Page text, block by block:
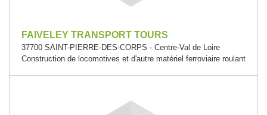
FAIVELEY TRANSPORT TOURS
37700 SAINT-PIERRE-DES-CORPS - Centre-Val de Loire
Construction de locomotives et d'autre matériel ferroviaire roulant